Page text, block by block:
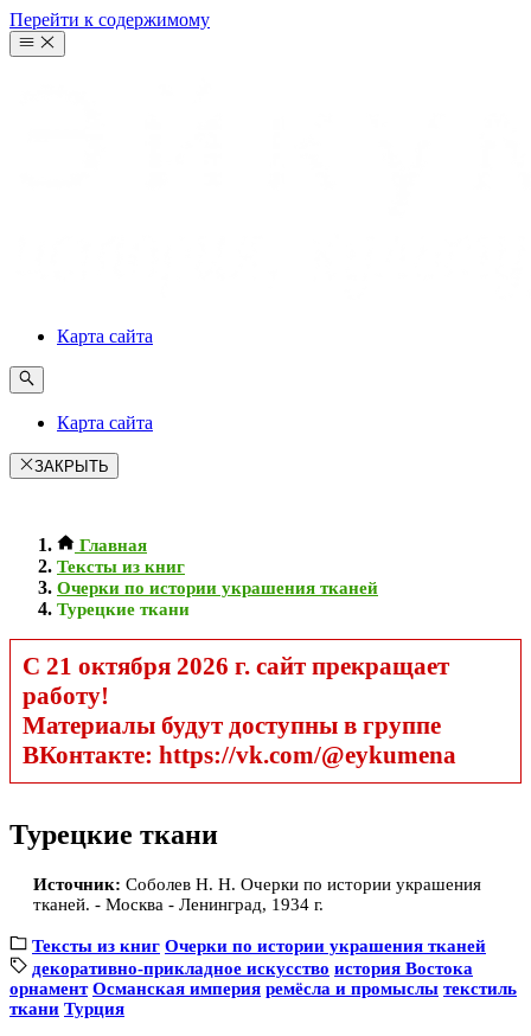
Перейти к содержимому
Карта сайта
Карта сайта
ЗАКРЫТЬ
Главная
Тексты из книг
Очерки по истории украшения тканей
Турецкие ткани
С 21 октября 2026 г. сайт прекращает
работу!
Материалы будут доступны в группе
ВКонтакте: https://vk.com/@eykumena
Турецкие ткани
Источник: Соболев Н. Н. Очерки по истории украшения
тканей. - Москва - Ленинград, 1934 г.
Тексты из книг Очерки по истории украшения тканей
декоративно-прикладное искусство история Востока
орнамент Османская империя ремёсла и промыслы текстиль
ткани Турция